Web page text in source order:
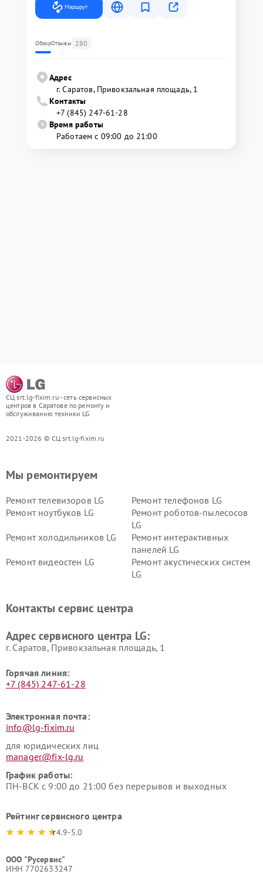
Маршрут
ОбзорОтзывы 280
Адрес
г. Саратов, Привокзальная площадь, 1
Контакты
+7 (845) 247-61-28
Время работы
Работаем с 09:00 до 21:00
СЦ srt.lg-fixim.ru - сеть сервисных
центров в Саратове по ремонту и
обслуживанию техники LG
2021-2026 © СЦ srt.lg-fixim.ru
Мы ремонтируем
Ремонт телевизоров LG
Ремонт телефонов LG
Ремонт ноутбуков LG
Ремонт роботов-пылесосов
LG
Ремонт холодильников LG
Ремонт интерактивных
панелей LG
Ремонт видеостен LG
Ремонт акустических систем
LG
Ремонт морозильных камер
Ремонт вертикальных
Контакты сервис центра
Адрес сервисного центра LG:
г. Саратов, Привокзальная площадь, 1
Горячая линия:
+7 (845) 247-61-28
Электронная почта:
info@lg-fixim.ru
для юридических лиц
manager@fix-lg.ru
График работы:
ПН-ВСК с 9:00 до 21:00 без перерывов и выходных
Рейтинг сервисного центра
4.9-5.0
ООО "Русервис"
ИНН 7702633247